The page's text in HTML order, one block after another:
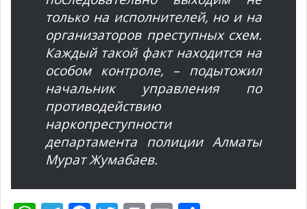
только на исполнителей, но и на
организаторов преступных схем.
Каждый такой факт находится на
особом контроле, – подытожил
начальник управления по
противодействию
наркопреступности
департамента полиции Алматы
Мурат Жумабаев.